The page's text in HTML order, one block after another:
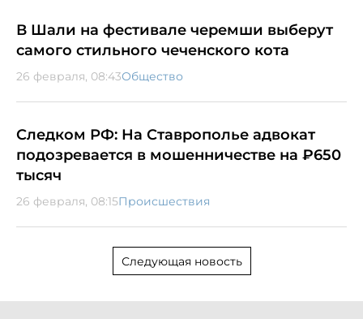
В Шали на фестивале черемши выберут
самого стильного чеченского кота
26 февраля, 08:43Общество
Следком РФ: На Ставрополье адвокат
подозревается в мошенничестве на ₽650
тысяч
26 февраля, 08:15Происшествия
Следующая новость